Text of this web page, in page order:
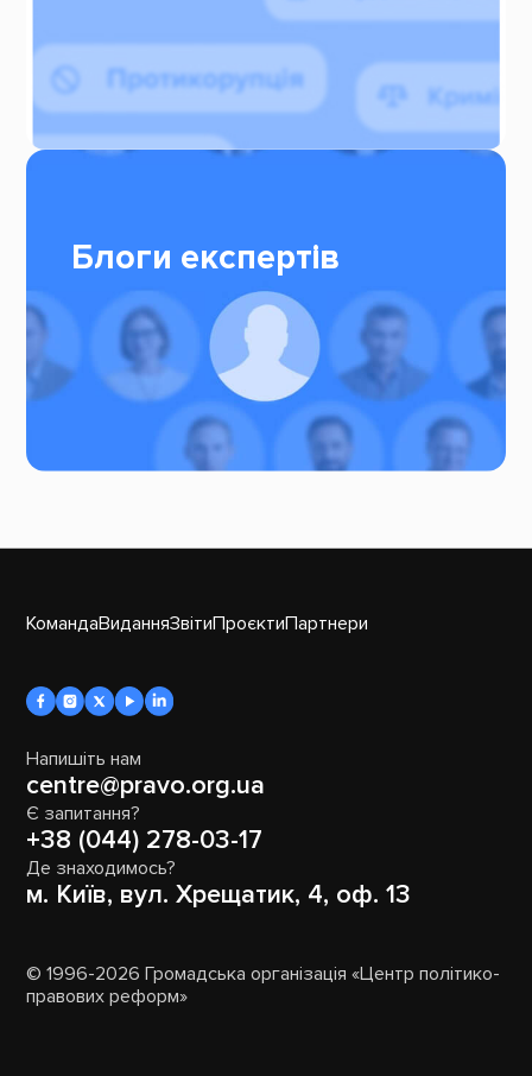
Блоги експертів
КомандаВиданняЗвітиПроєктиПартнери
Напишіть нам
centre@pravo.org.ua
Є запитання?
+38 (044) 278-03-17
Де знаходимось?
м. Київ, вул. Хрещатик, 4, оф. 13
© 1996-2026 Громадська організація «Центр політико-
правових реформ»